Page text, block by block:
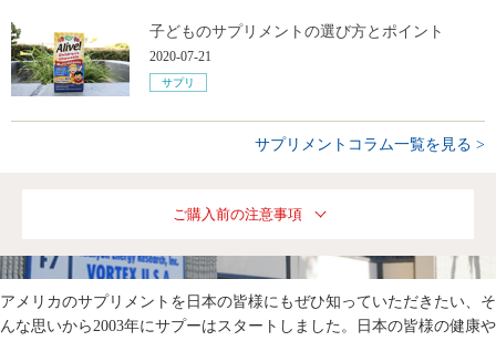
子どものサプリメントの選び方とポイント
2020-07-21
サプリ
サプリメントコラム一覧を見る >
ご購入前の注意事項
アメリカのサプリメントを日本の皆様にもぜひ知っていただきたい、そ
んな思いから2003年にサプーはスタートしました。日本の皆様の健康や